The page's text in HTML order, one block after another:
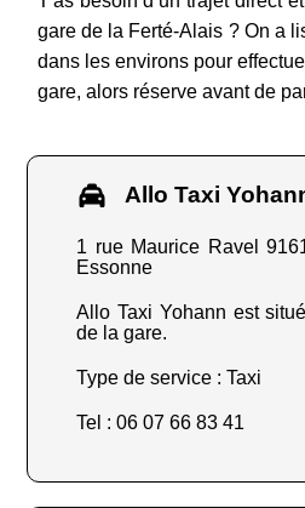
gare de la Ferté-Alais ? On a
dans les environs pour
gare, alors réserve avant de
Allo Taxi
1 rue Maurice Ravel
Essonne
Allo Taxi Yohann est
de la gare.
Type de service : Taxi
Tel : 06 07 66 83 41